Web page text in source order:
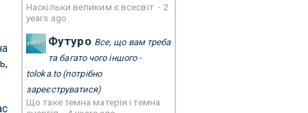
Наскільки великим є всесвіт · 2
years ago
Футуро Все, що вам треба
та багато чого іншого -
toloka.to(потрібно
зареєструватися)
Що таке темна матерія і темна